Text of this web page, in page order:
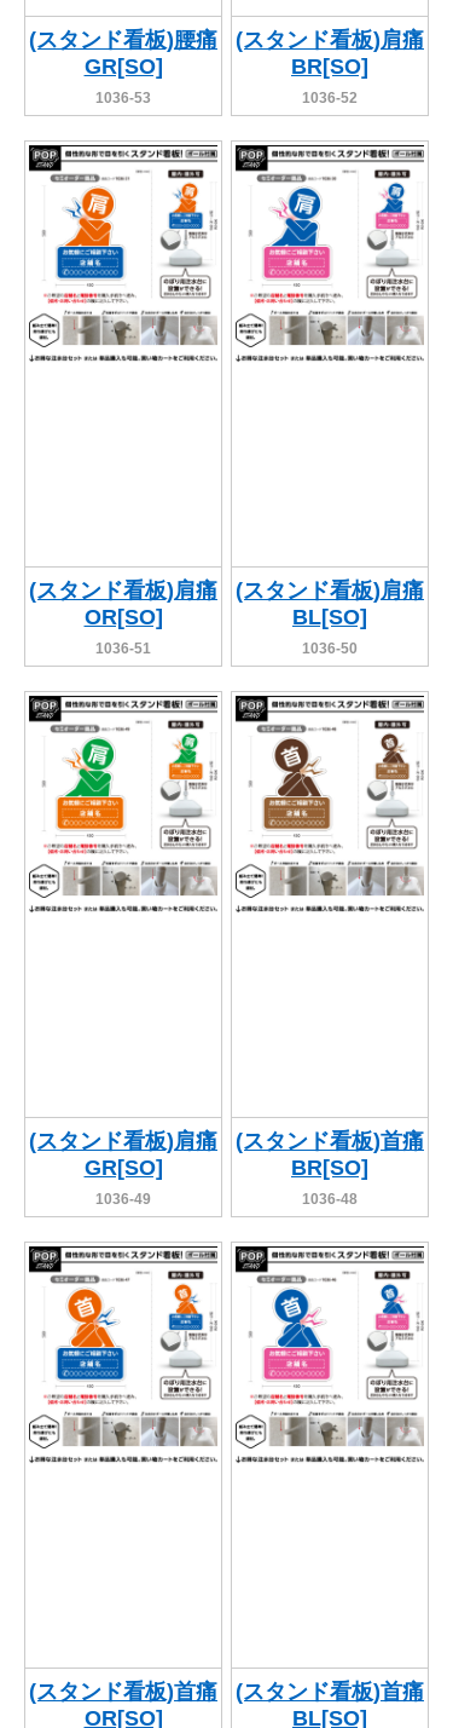
(スタンド看板)腰痛
GR[SO]
1036-53
(スタンド看板)肩痛
BR[SO]
1036-52
(スタンド看板)肩痛
OR[SO]
1036-51
(スタンド看板)肩痛
BL[SO]
1036-50
(スタンド看板)肩痛
GR[SO]
1036-49
(スタンド看板)首痛
BR[SO]
1036-48
(スタンド看板)首痛
OR[SO]
(スタンド看板)首痛
BL[SO]